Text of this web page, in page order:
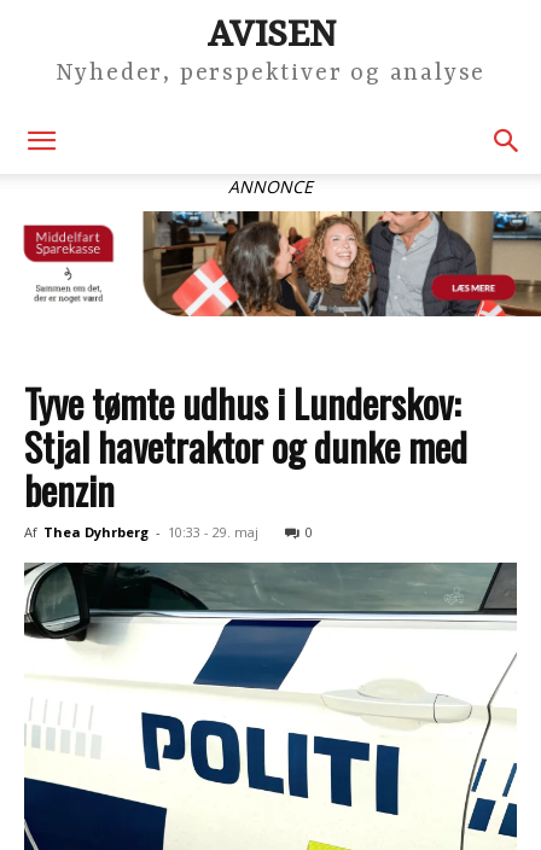
AVISEN
Nyheder, perspektiver og analyse
ANNONCE
Tyve tømte udhus i Lunderskov:
Stjal havetraktor og dunke med
benzin
Af Thea Dyhrberg - 10:33 - 29. maj 0